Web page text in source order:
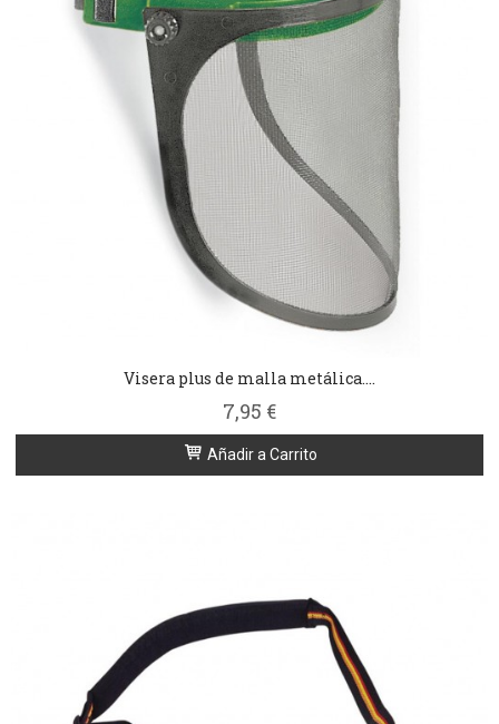
Visera plus de malla metálica....
7,95 €
Añadir a Carrito